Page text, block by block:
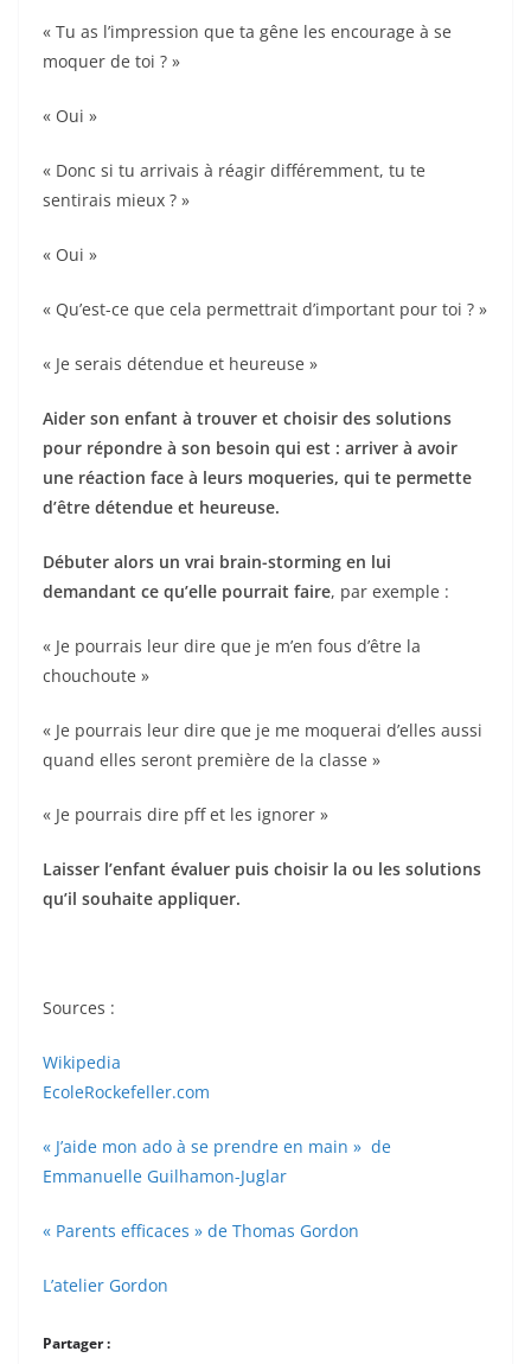
« Tu as l’impression que ta gêne les encourage à se
moquer de toi ? »
« Oui »
« Donc si tu arrivais à réagir différemment, tu te
sentirais mieux ? »
« Oui »
« Qu’est-ce que cela permettrait d’important pour toi ? »
« Je serais détendue et heureuse »
Aider son enfant à trouver et choisir des solutions
pour répondre à son besoin qui est : arriver à avoir
une réaction face à leurs moqueries, qui te permette
d’être détendue et heureuse.
Débuter alors un vrai brain-storming en lui
demandant ce qu’elle pourrait faire, par exemple :
« Je pourrais leur dire que je m’en fous d’être la
chouchoute »
« Je pourrais leur dire que je me moquerai d’elles aussi
quand elles seront première de la classe »
« Je pourrais dire pff et les ignorer »
Laisser l’enfant évaluer puis choisir la ou les solutions
qu’il souhaite appliquer.
Sources :
Wikipedia
EcoleRockefeller.com
« J’aide mon ado à se prendre en main » de
Emmanuelle Guilhamon-Juglar
« Parents efficaces » de Thomas Gordon
L’atelier Gordon
Partager :